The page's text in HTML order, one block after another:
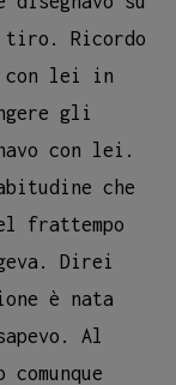
tiro. Ricordo
con lei in
gli
con lei.
che
frattempo
Direi
è nata
Al